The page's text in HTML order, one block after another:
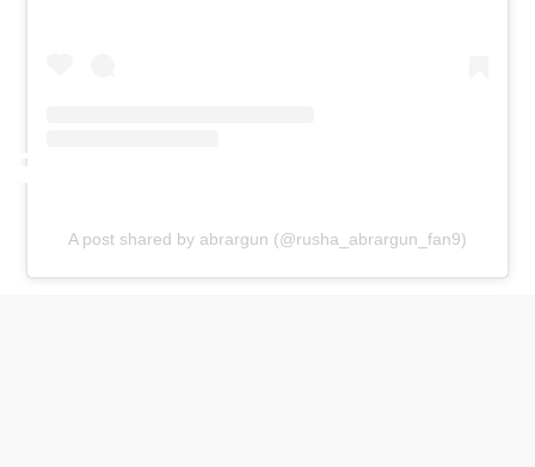
A post shared by abrargun (@rusha_abrargun_fan9)